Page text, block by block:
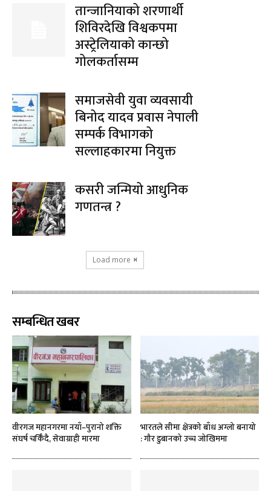
तान्जानियाको शरणार्थी
शिविरदेखि विश्वकपमा
अस्ट्रेलियाको कान्छो
गोलकर्तासम्म
समाजसेवी युवा व्यवसायी
बिनोद यादव प्रवास नेपाली
सम्पर्क विभागको
सल्लाहकारमा नियुक्त
कसरी जन्मियो आधुनिक
गणतन्त्र ?
Load more
सम्बन्धित खबर
वीरगज महानगरमा नयाँ–पुरानो शक्ति
संघर्ष चर्किँदै, सेवाग्राही मारमा
भारतले सीमा क्षेत्रको बाँध अग्लो बनायो
: गौर डुबानको उच्च जोखिममा